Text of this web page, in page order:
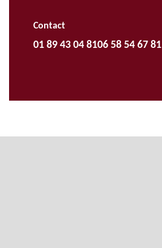
Contact
01 89 43 04 8106 58 54 67 81